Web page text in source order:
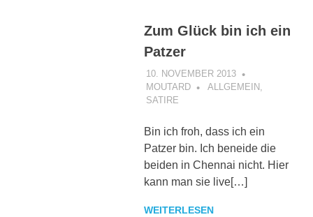
Zum Glück bin ich ein
Patzer
10. NOVEMBER 2013
MOUTARD
ALLGEMEIN,
SATIRE
Bin ich froh, dass ich ein
Patzer bin. Ich beneide die
beiden in Chennai nicht. Hier
kann man sie live[…]
WEITERLESEN